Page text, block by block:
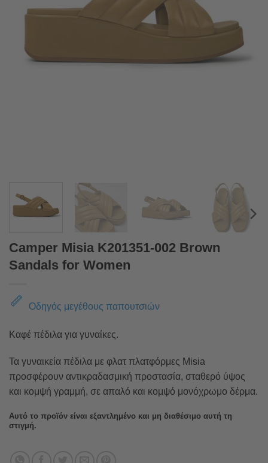
Camper Misia K201351-002 Brown
Sandals for Women
Οδηγός μεγέθους παπουτσιών
Καφέ πέδιλα για γυναίκες.
Τα γυναικεία πέδιλα με φλατ πλατφόρμες Misia
προσφέρουν αντικραδασμική προστασία, σταθερό ύψος
και κομψή γραμμή, σε απαλό και κομψό μονόχρωμο δέρμα.
Αυτό το προϊόν είναι εξαντλημένο και μη διαθέσιμο αυτή τη
στιγμή.